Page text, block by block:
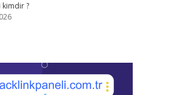
kimdir ?